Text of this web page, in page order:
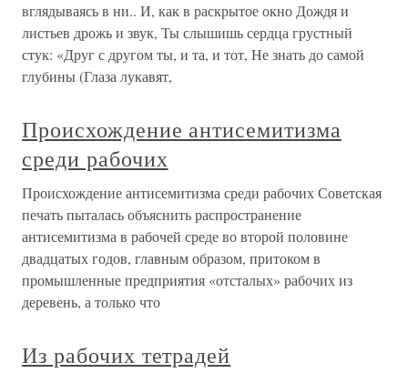
вглядываясь в ни.. И, как в раскрытое окно Дождя и
листьев дрожь и звук, Ты слышишь сердца грустный
стук: «Друг с другом ты, и та, и тот, Не знать до самой
глубины (Глаза лукавят,
Происхождение антисемитизма
среди рабочих
Происхождение антисемитизма среди рабочих Советская
печать пыталась объяснить распространение
антисемитизма в рабочей среде во второй половине
двадцатых годов, главным образом, притоком в
промышленные предприятия «отсталых» рабочих из
деревень, а только что
Из рабочих тетрадей